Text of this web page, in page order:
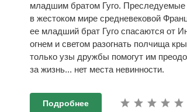
младшим братом Гуго. Преследуемые
в жестоком мире средневековой
ее младший брат Гуго спасаются от
огнем и светом разогнать полчища
только узы дружбы помогут им
за жизнь... нет места невинности.
Подробнее